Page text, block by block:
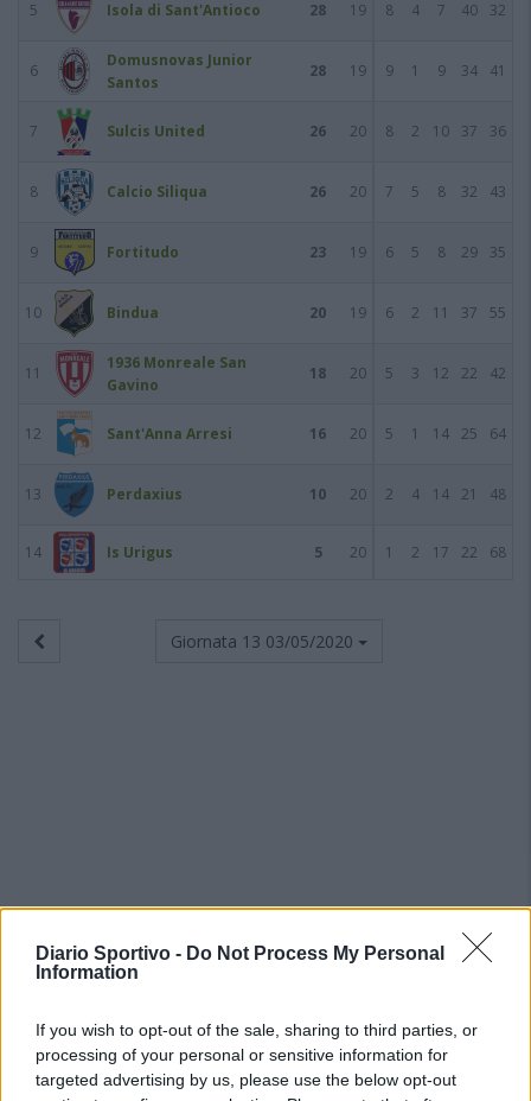
Diario Sportivo - Do Not Process My Personal
Information
If you wish to opt-out of the sale, sharing to third parties, or
processing of your personal or sensitive information for
targeted advertising by us, please use the below opt-out
5 Isola di Sant'Antioco 28 19 8 4 7 40 32
6
Domusnovas Junior
Santos
28 19 9 1 9 34 41
7 Sulcis United 26 20 8 2 10 37 36
8 Calcio Siliqua 26 20 7 5 8 32 43
9 Fortitudo 23 19 6 5 8 29 35
10 Bindua 20 19 6 2 11 37 55
11
1936 Monreale San
Gavino
18 20 5 3 12 22 42
12 Sant'Anna Arresi 16 20 5 1 14 25 64
13 Perdaxius 10 20 2 4 14 21 48
14 Is Urigus 5 20 1 2 17 22 68
Giornata 13 03/05/2020